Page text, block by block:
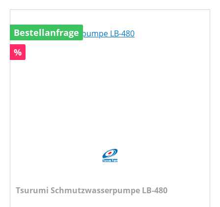
Bestellanfrage
Rabatt
%
Tsurumi Schmutzwasserpumpe LB-480